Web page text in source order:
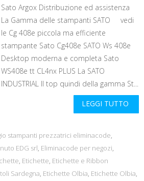
Sato Argox Distribuzione ed assistenza
La Gamma delle stampanti SATO vedi
le Cg 408e piccola ma efficiente
stampante Sato Cg408e SATO Ws 408e
Desktop moderna e completa Sato
WS408e tt CL4nx PLUS La SATO
INDUSTRIAL Il top quindi della gamma St...
LEGGI TUTTO
stampanti prezzatrici eliminacode,
EDG srl, Eliminacode per negozi,
, Etichette, Etichette e Ribbon
Sardegna, Etichette Olbia, Etichette Olbia,